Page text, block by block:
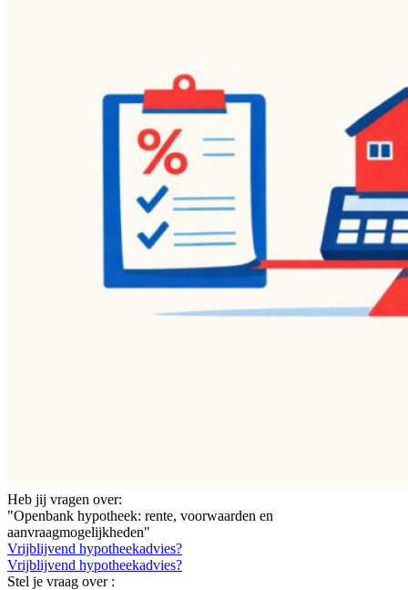
Heb jij vragen over:
"Openbank hypotheek: rente, voorwaarden en
aanvraagmogelijkheden"
Vrijblijvend hypotheekadvies?
Vrijblijvend hypotheekadvies?
Stel je vraag over :